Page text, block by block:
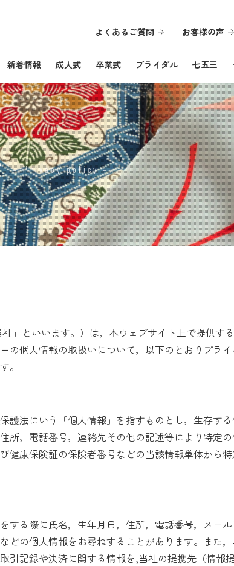
新着情報 成人式 卒業式 ブライダル 七五三
よくあるご質問 お客様の声
– Privacy policy –
」といいます。）は，本ウェブサイト上で提供す
の個人情報の取扱いについて，以下のとおりプラ
。
護法にいう「個人情報」を指すものとし，生存す
所，電話番号，連絡先その他の記述等により特定
健康保険証の保険者番号などの当該情報単体から
する際に氏名，生年月日，住所，電話番号，メー
どの個人情報をお尋ねすることがあります。また
引記録や決済に関する情報を,当社の提携先（情報